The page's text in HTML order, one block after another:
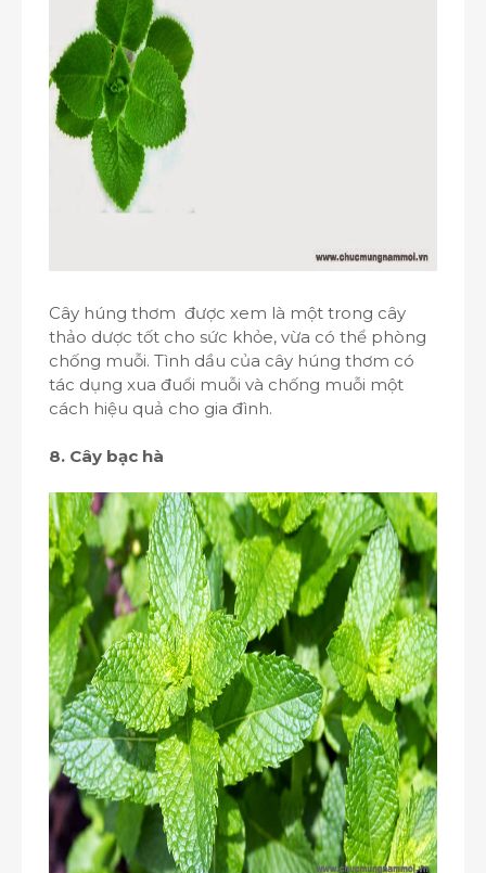
Cây húng thơm được xem là một trong cây
thảo dược tốt cho sức khỏe, vừa có thể phòng
chống muỗi. Tình dầu của cây húng thơm có
tác dụng xua đuổi muỗi và chống muỗi một
cách hiệu quả cho gia đình.
8. Cây bạc hà